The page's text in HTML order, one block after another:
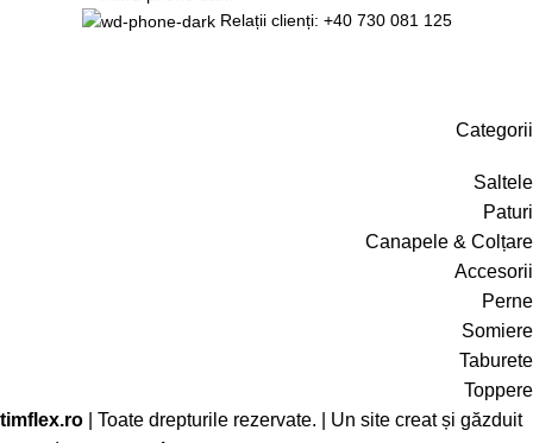
Relații clienți: +40 730 081 125
Categorii
Saltele
Paturi
Canapele & Colțare
Accesorii
Perne
Somiere
Taburete
Toppere
timflex.ro | Toate drepturile rezervate. | Un site creat și găzduit